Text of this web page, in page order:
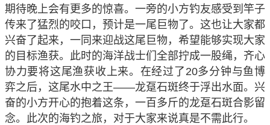
期待晚上会有更多的惊喜。一旁的小方钓友感受到竿子
传来了猛烈的咬口，预计是一尾巨物了。这也让大家都
兴奋了起来，一同来迎战这尾巨物，希望能够实现大家
的目标渔获。此时的海洋战士们全部拧成一股绳，齐心
协力要将这尾渔获收上来。在经过了20多分钟与鱼博
弈之后，这尾水中之王——龙趸石斑终于浮出水面。兴
奋的小方开心的抱着这条，一百多斤的龙趸石斑合影留
念。此次的海钓之旅，对于大家来说真是不需此行。